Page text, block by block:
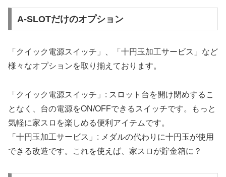
A-SLOTだけのオプション
「クイック電源スイッチ」、「十円玉加工サービス」など
様々なオプションを取り揃えております。
「クイック電源スイッチ」: スロット台を開け閉めするこ
となく、台の電源をON/OFFできるスイッチです。もっと
気軽に家スロを楽しめる便利アイテムです。
「十円玉加工サービス」: メダルの代わりに十円玉が使用
できる改造です。これを使えば、家スロが貯金箱に？